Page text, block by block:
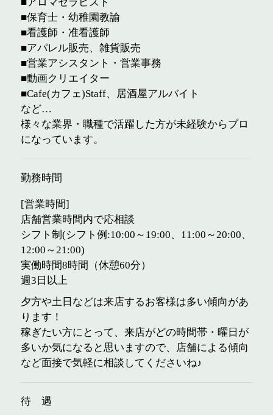
■保育士・幼稚園教諭
■看護師・准看護師
■アパレル販売、雑貨販売
■営業アシスタント・営業事務
■動画クリエイター
■Cafe(カフェ)Staff、居酒屋アルバイト
など…
様々な業界・職種で活躍した方が未経験からプロ
になっています。
勤務時間
[営業時間]
店舗営業時間内で応相談
シフト制(シフト例:10:00～19:00、11:00～20:00、
12:00～21:00)
実働時間8時間（休憩60分）
週3日以上
夕方や土日などは来店するお客様は多い傾向があ
ります！
稼ぎたい方にとって、来店がどの時間帯・曜日が
多いか気になると思いますので、店舗による傾向
など面接で気軽に相談してくださいね♪
待 遇